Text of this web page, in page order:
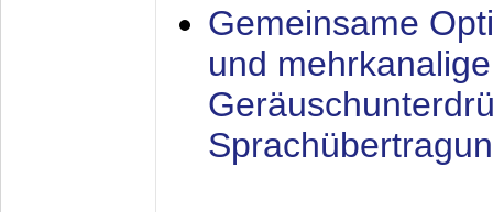
Gemeinsame
und